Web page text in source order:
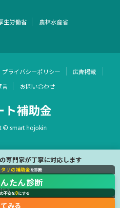
生労働省 農林水産省
プライバシーポリシー
広告掲載
言
お問い合わせ
ト補助金
© smart hojokin
専門家が丁寧に対応します
タリの補助金を診断
たん診断
かる
不安を0にする
みる